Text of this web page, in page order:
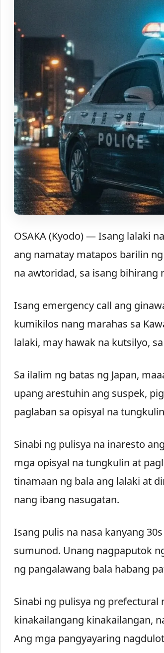
OSAKA (Kyodo) — Isang lalaki
ang namatay matapos barilin
na awtoridad, sa isang bihirang
Isang emergency call ang
kumikilos nang marahas sa
lalaki, may hawak na kutsilyo,
Sa ilalim ng batas ng Japan,
upang arestuhin ang suspek,
paglaban sa opisyal na
Sinabi ng pulisya na inaresto
mga opisyal na tungkulin at
tinamaan ng bala ang lalaki at
nang ibang nasugatan.
Isang pulis na nasa kanyang
sumunod. Unang nagpaputok
ng pangalawang bala habang
Sinabi ng pulisya ng
kinakailangang kinakailangan,
Ang mga pangyayaring